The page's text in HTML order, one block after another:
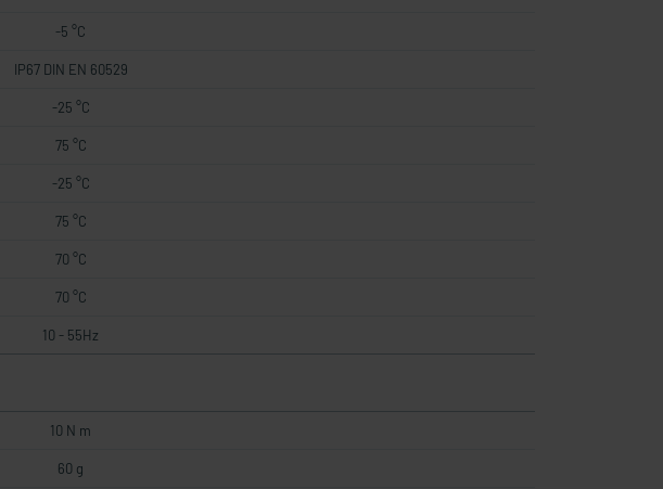
-5 °C
IP67 DIN EN 60529
-25 °C
75 °C
-25 °C
75 °C
70 °C
70 °C
10 - 55Hz
10 N m
60 g